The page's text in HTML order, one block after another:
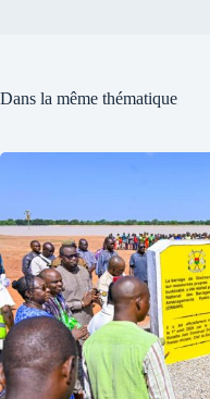
Dans la même thématique